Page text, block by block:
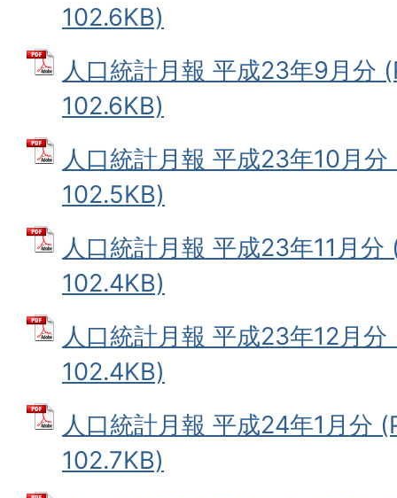
102.6KB)
人口統計月報 平成23年9月分
102.6KB)
人口統計月報 平成23年10月
102.5KB)
人口統計月報 平成23年11月
102.4KB)
人口統計月報 平成23年12月
102.4KB)
人口統計月報 平成24年1月分
102.7KB)